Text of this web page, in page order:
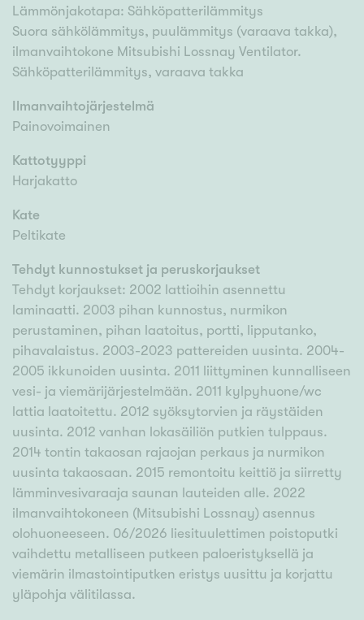
Lämmönjakotapa: Sähköpatterilämmitys
Suora sähkölämmitys, puulämmitys (varaava takka),
ilmanvaihtokone Mitsubishi Lossnay Ventilator.
Sähköpatterilämmitys, varaava takka
Ilmanvaihtojärjestelmä
Painovoimainen
Kattotyyppi
Harjakatto
Kate
Peltikate
Tehdyt kunnostukset ja peruskorjaukset
Tehdyt korjaukset: 2002 lattioihin asennettu
laminaatti. 2003 pihan kunnostus, nurmikon
perustaminen, pihan laatoitus, portti, lipputanko,
pihavalaistus. 2003-2023 pattereiden uusinta. 2004-
2005 ikkunoiden uusinta. 2011 liittyminen kunnalliseen
vesi- ja viemärijärjestelmään. 2011 kylpyhuone/wc
lattia laatoitettu. 2012 syöksytorvien ja räystäiden
uusinta. 2012 vanhan lokasäiliön putkien tulppaus.
2014 tontin takaosan rajaojan perkaus ja nurmikon
uusinta takaosaan. 2015 remontoitu keittiö ja siirretty
lämminvesivaraaja saunan lauteiden alle. 2022
ilmanvaihtokoneen (Mitsubishi Lossnay) asennus
olohuoneeseen. 06/2026 liesituulettimen poistoputki
vaihdettu metalliseen putkeen paloeristyksellä ja
viemärin ilmastointiputken eristys uusittu ja korjattu
yläpohja välitilassa.